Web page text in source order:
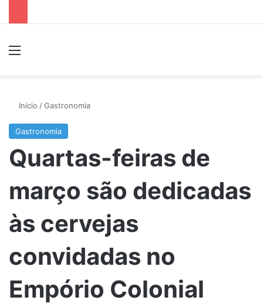
Início /Gastronomia
Gastronomia
Quartas-feiras de
março são dedicadas
às cervejas
convidadas no
Empório Colonial